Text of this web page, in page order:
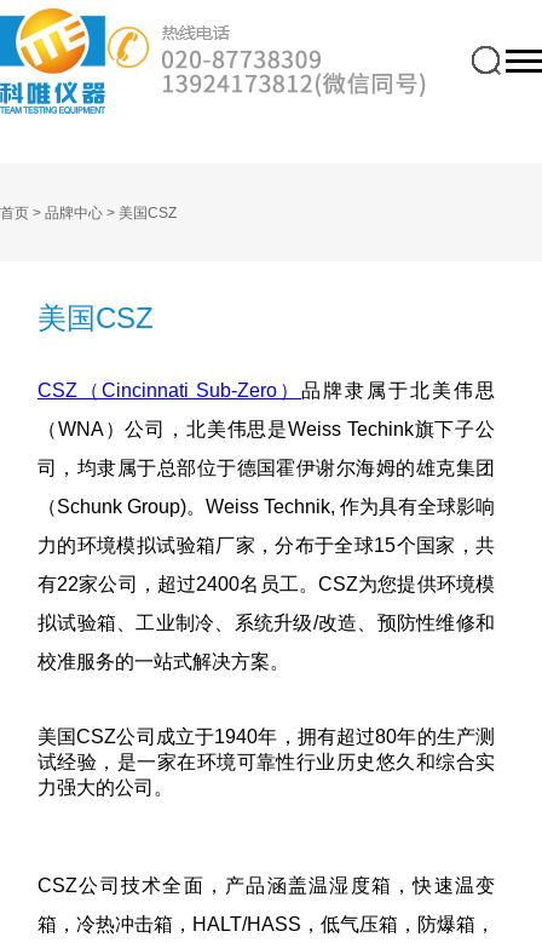
首页 > 品牌中心 > 美国CSZ
美国CSZ
CSZ（Cincinnati Sub-Zero） 品牌隶属于北美伟思
（WNA）公司，北美伟思是Weiss Techink旗下子公
司，均隶属于总部位于德国霍伊谢尔海姆的雄克集团
（Schunk Group)。Weiss Technik, 作为具有全球影响
力的环境模拟试验箱厂家，分布于全球15个国家，共
有22家公司，超过2400名员工。CSZ为您提供环境模
拟试验箱、工业制冷、系统升级/改造、预防性维修和
校准服务的一站式解决方案。
美国CSZ公司成立于1940年，拥有超过80年的生产测
试经验，是一家在环境可靠性行业历史悠久和综合实
力强大的公司。
CSZ公司技术全面，产品涵盖温湿度箱，快速温变
箱，冷热冲击箱，HALT/HASS，低气压箱，防爆箱，